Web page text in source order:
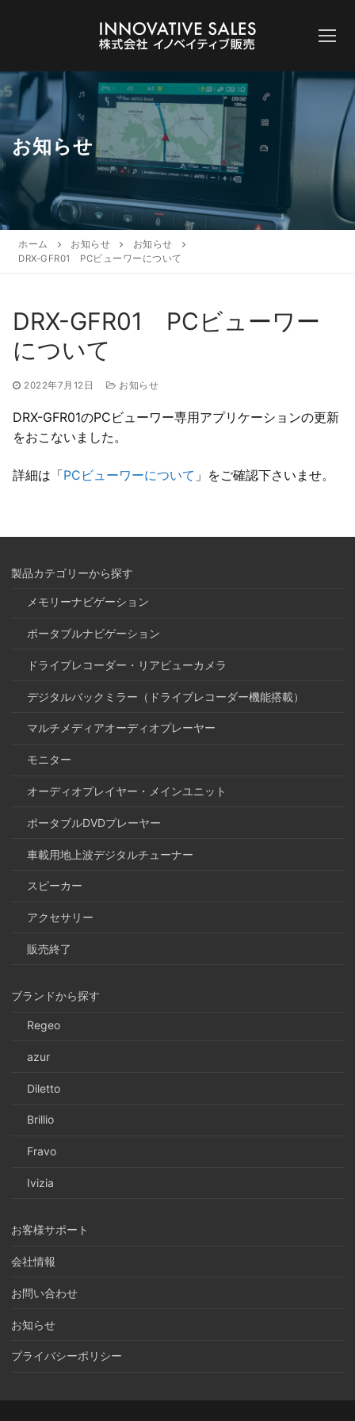
ン
ツ
へ
ス
キ
ッ
お知らせ
ホーム お知らせ
お知らせ
DRX-GFR01 PCビューワーについて
DRX-GFR01 PCビューワー
について
2022年7月12日 お知らせ
DRX-GFR01のPCビューワー専用アプリケーションの更新
をおこないました。
詳細は「PCビューワーについて 」をご確認下さいませ。
製品カテゴリーから探す
メモリーナビゲーション
ポータブルナビゲーション
ドライブレコーダー・リアビューカメラ
デジタルバックミラー（ドライブレコーダー機能搭載）
マルチメディアオーディオプレーヤー
モニター
オーディオプレイヤー・メインユニット
ポータブルDVDプレーヤー
車載用地上波デジタルチューナー
スピーカー
アクセサリー
販売終了
ブランドから探す
Regeo
azur
Diletto
Brillio
Fravo
Ivizia
お客様サポート
会社情報
お問い合わせ
お知らせ
プライバシーポリシー